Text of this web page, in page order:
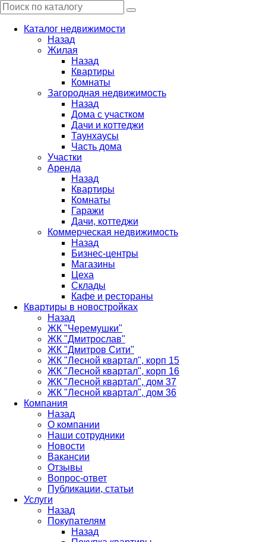
Каталог недвижимости
Назад
Жилая
Назад
Квартиры
Комнаты
Загородная недвижимость
Назад
Дома с участком
Дачи и коттеджи
Таунхаусы
Часть дома
Участки
Аренда
Назад
Квартиры
Комнаты
Гаражи
Дачи, коттеджи
Коммерческая недвижимость
Назад
Бизнес-центры
Магазины
Цеха
Склады
Кафе и рестораны
Квартиры в новостройках
Назад
ЖК "Черемушки"
ЖК "Дмитрослав"
ЖК "Дмитров Сити"
ЖК "Лесной квартал", корп 15
ЖК "Лесной квартал", корп 16
ЖК "Лесной квартал", дом 37
ЖК "Лесной квартал", дом 36
Компания
Назад
О компании
Наши сотрудники
Новости
Вакансии
Отзывы
Вопрос-ответ
Публикации, статьи
Услуги
Назад
Покупателям
Назад